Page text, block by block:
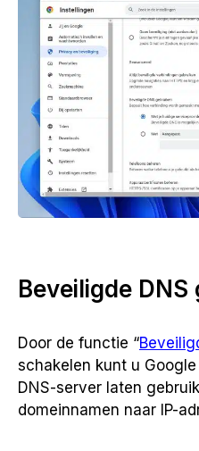
Beveiligde DNS
Door de functie “
schakelen kunt u
DNS-server laten
domeinnamen naar IP-